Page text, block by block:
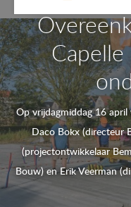
Capelle
Op vrijdagmiddag 16
Daco Bokx (directeur
(projectontwikkelaar
Bouw) en Erik Veerman